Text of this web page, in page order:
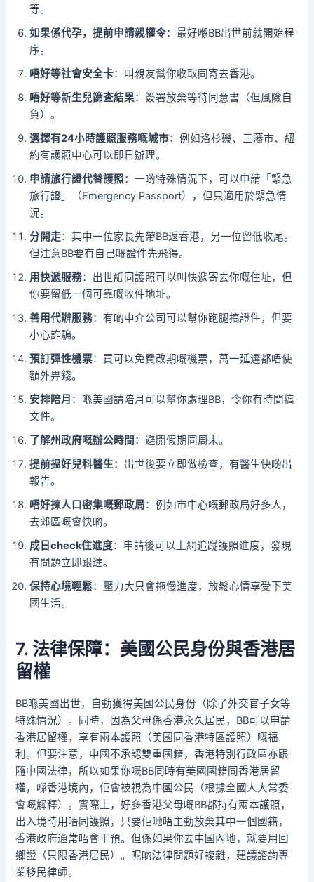
等。
如果係代孕，提前申請親權令：最好喺BB出世前就開始程
序。
唔好等社會安全卡：叫親友幫你收取同寄去香港。
唔好等新生兒篩查結果：簽署放棄等待同意書（但風險自
負）。
選擇有24小時護照服務嘅城市：例如洛杉磯、三藩市、紐
約有護照中心可以即日辦理。
申請旅行證代替護照：一啲特殊情況下，可以申請「緊急
旅行證」（Emergency Passport），但只適用於緊急情
況。
分開走：其中一位家長先帶BB返香港，另一位留低收尾。
但注意BB要有自己嘅證件先飛得。
用快遞服務：出世紙同護照可以叫快遞寄去你嘅住址，但
你要留低一個可靠嘅收件地址。
善用代辦服務：有啲中介公司可以幫你跑腿搞證件，但要
小心詐騙。
預訂彈性機票：買可以免費改期嘅機票，萬一延遲都唔使
額外畀錢。
安排陪月 ：喺美國請陪月可以幫你處理BB，令你有時間搞
文件。
了解州政府嘅辦公時間 ：避開假期同周末。
提前揾好兒科醫生：出世後要立即做檢查，有醫生快啲出
報告。
唔好揀人口密集嘅郵政局：例如市中心嘅郵政局好多人，
去郊區嘅會快啲。
成日check住進度：申請後可以上網追蹤護照進度，發現
有問題立即跟進。
保持心境輕鬆：壓力大只會拖慢進度，放鬆心情享受下美
國生活。
7. 法律保障：美國公民身份與香港居
留權
BB喺美國出世，自動獲得美國公民身份（除了外交官子女等
特殊情況）。同時，因為父母係香港永久居民，BB可以申請
香港居留權，享有兩本護照（美國同香港特區護照）嘅福
利。但要注意，中國不承認雙重國籍，香港特別行政區亦跟
隨中國法律，所以如果你嘅BB同時有美國國籍同香港居留
權，喺香港境內，佢會被視為中國公民（根據全國人大常委
會嘅解釋）。實際上，好多香港父母嘅BB都持有兩本護照，
出入境時用唔同護照，只要佢哋唔主動放棄其中一個國籍，
香港政府通常唔會干預。但係如果你去中國內地，就要用回
鄉證（只限香港居民）。呢啲法律問題好複雜，建議諮詢專
業移民律師。